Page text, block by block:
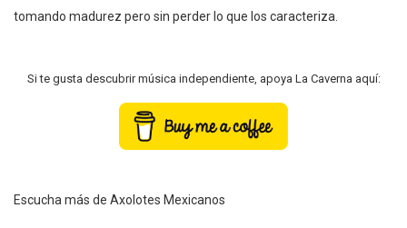
tomando madurez pero sin perder lo que los caracteriza.
Si te gusta descubrir música independiente, apoya La Caverna aquí:
Escucha más de Axolotes Mexicanos